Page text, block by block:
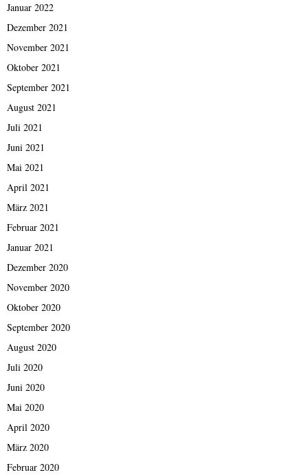
Januar 2022
Dezember 2021
November 2021
Oktober 2021
September 2021
August 2021
Juli 2021
Juni 2021
Mai 2021
April 2021
März 2021
Februar 2021
Januar 2021
Dezember 2020
November 2020
Oktober 2020
September 2020
August 2020
Juli 2020
Juni 2020
Mai 2020
April 2020
März 2020
Februar 2020